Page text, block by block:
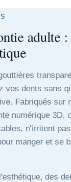
adulte
vos dents sans
Fabriqués sur
numérique 3D,
n'irritent
manger et se
des